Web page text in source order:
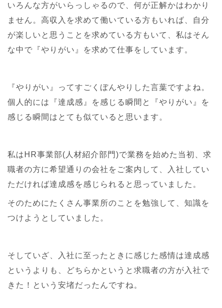
いろんな方がいらっしゃるので、何が正解かはわかり
ません。高収入を求めて働いている方もいれば、自分
が楽しいと思うことを求めている方もいて、私はそん
な中で『やりがい』を求めて仕事をしています。
『やりがい』ってすごくぼんやりした言葉ですよね。
個人的には『達成感』を感じる瞬間と『やりがい』を
感じる瞬間はとても似ていると思います。
私はHR事業部(人材紹介部門)で業務を始めた当初、求
職者の方に希望通りの会社をご案内して、入社してい
ただければ達成感を感じられると思っていました。
そのためにたくさん事業所のことを勉強して、知識を
つけようとしていました。
そしていざ、入社に至ったときに感じた感情は達成感
というよりも、どちらかというと求職者の方が入社で
きた！という安堵だったんですね。